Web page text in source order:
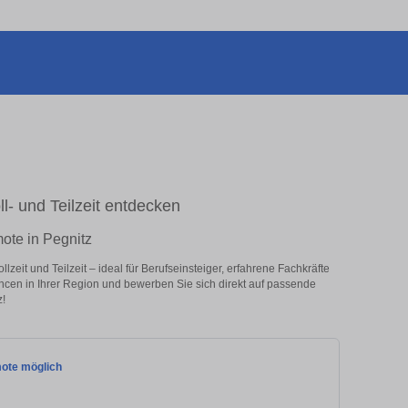
und Teilzeit entdecken
in Pegnitz
und Teilzeit – ideal für Berufseinsteiger, erfahrene Fachkräfte
in Ihrer Region und bewerben Sie sich direkt auf passende
möglich